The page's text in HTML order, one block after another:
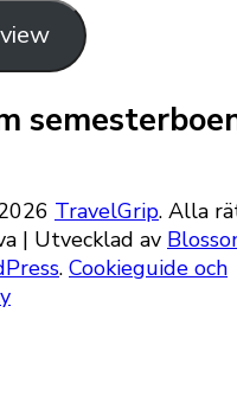
TravelGrip. Alla
| Utvecklad av
. Cookieguide och